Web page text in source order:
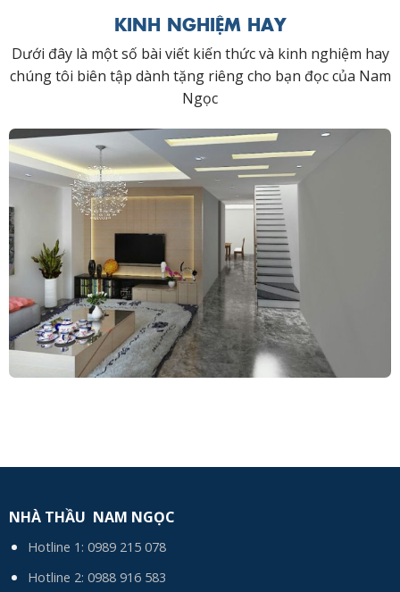
KINH NGHIỆM HAY
Dưới đây là một số bài viết kiến thức và kinh nghiệm hay
chúng tôi biên tập dành tặng riêng cho bạn đọc của Nam
Ngọc
NHÀ THẦU NAM NGỌC
Hotline 1: 0989 215 078
Hotline 2: 0988 916 583